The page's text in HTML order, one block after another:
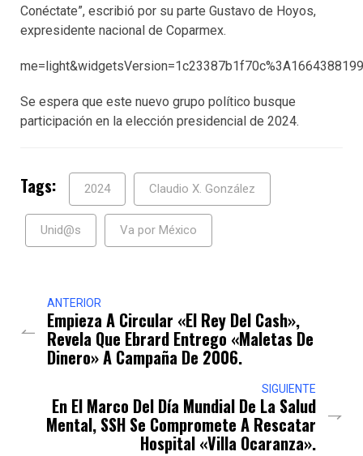
Conéctate”, escribió por su parte Gustavo de Hoyos,
expresidente nacional de Coparmex.
Se espera que este nuevo grupo político busque
participación en la elección presidencial de 2024.
Tags: 2024 Claudio X. González
Unid@s Va por México
ANTERIOR
Empieza A Circular «El Rey Del Cash»,
Revela Que Ebrard Entrego «maletas De
Dinero» A Campaña De 2006.
SIGUIENTE
En El Marco Del Día Mundial De La Salud
Mental, SSH Se Compromete A Rescatar
Hospital «Villa Ocaranza».